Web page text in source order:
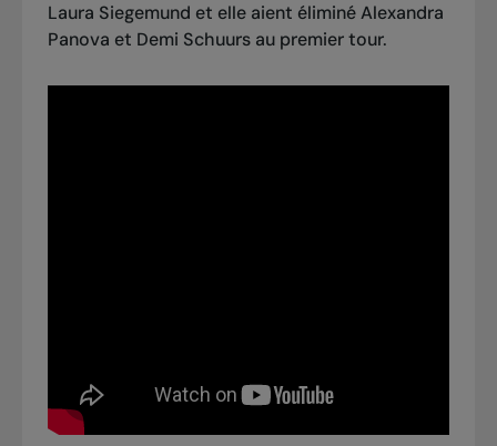
Laura Siegemund et elle aient éliminé Alexandra
Panova et Demi Schuurs au premier tour.